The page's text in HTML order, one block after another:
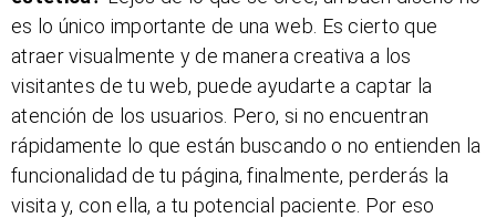
es lo único importante de una web. Es cierto que
atraer visualmente y de manera creativa a los
visitantes de tu web, puede ayudarte a captar la
atención de los usuarios. Pero, si no encuentran
rápidamente lo que están buscando o no entienden la
funcionalidad de tu página, finalmente, perderás la
visita y, con ella, a tu potencial paciente. Por eso